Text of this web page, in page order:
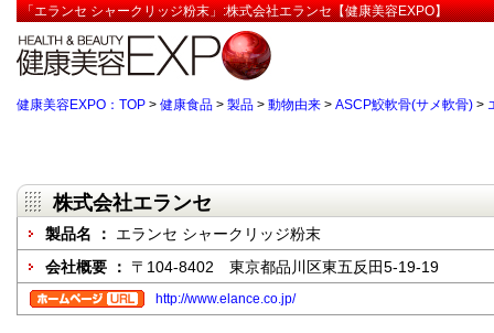
「エランセ シャークリッジ粉末」:株式会社エランセ【健康美容EXPO】
健康美容EXPO：TOP > 健康食品 > 製品 > 動物由来 > ASCP鮫軟骨(サメ軟骨) >
株式会社エランセ
製品名 ： エランセ シャークリッジ粉末
会社概要 ： 〒104-8402 東京都品川区東五反田5-19-19
http://www.elance.co.jp/